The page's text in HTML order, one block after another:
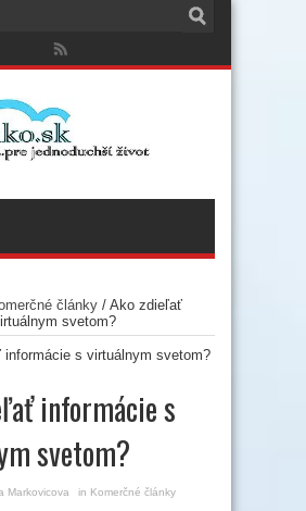
články / Ako zdieľať
svetom?
informácie s
svetom?
Markovicova in Komerčné články